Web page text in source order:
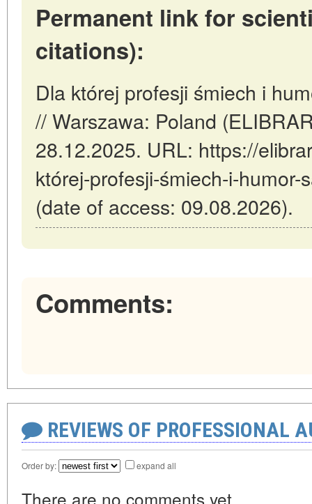
Permanent link for
citations):
Dla której profesji śmiech i
// Warszawa: Poland
28.12.2025. URL: https://
której-profesji-śmiech-i-
(date of access: 09.08.2026).
Comments:
REVIEWS OF PROFESSIONAL
Order by: expand all
There are no comments yet